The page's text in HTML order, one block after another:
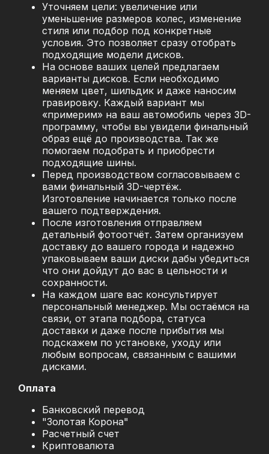
Уточняем цели: увеличение или
уменьшение размеров колес, изменение
стиля или подбор под конкретные
условия. Это позволяет сразу отобрать
подходящие модели дисков.
На основе ваших целей предлагаем
варианты дисков. Если необходимо
меняем цвет, шильдик и даже наносим
гравировку. Каждый вариант мы
«примерим» на ваш автомобиль через 3D-
программу, чтобы вы увидели финальный
образ ещё до производства. Так же
помогаем подобрать и приобрести
подходящие шины.
Перед производством согласовываем с
вами финальный 3D-чертёж.
Изготовление начинается только после
вашего подтверждения.
После изготовления отправляем
детальный фотоотчёт. Затем организуем
доставку до вашего города и надежно
упаковываем ваши диски дабы убедиться
что они дойдут до вас в цельности и
сохранности.
На каждом шаге вас консультирует
персональный менеджер. Мы остаёмся на
связи, от этапа подбора, статуса
доставки и даже после прибытия мы
подскажем по установке, уходу или
любым вопросам, связанным с вашими
дисками.
Оплата
Банковский перевод
"Золотая Корона"
Расчетный счет
Криптовалюта